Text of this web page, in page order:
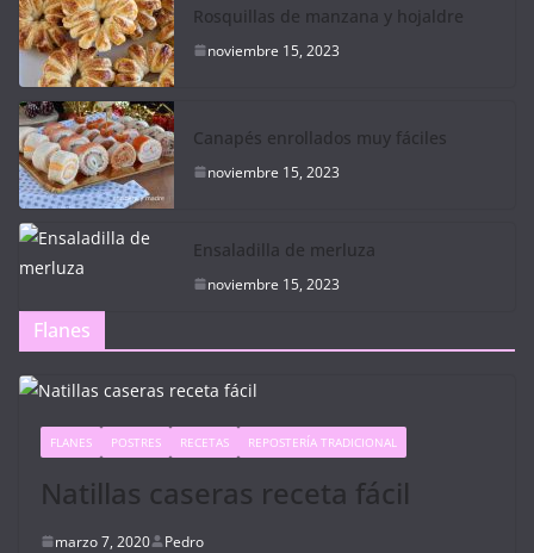
Rosquillas de manzana y hojaldre
noviembre 15, 2023
Canapés enrollados muy fáciles
noviembre 15, 2023
Ensaladilla de merluza
noviembre 15, 2023
Flanes
FLANES POSTRES RECETAS REPOSTERÍA TRADICIONAL
Natillas caseras receta fácil
marzo 7, 2020 Pedro